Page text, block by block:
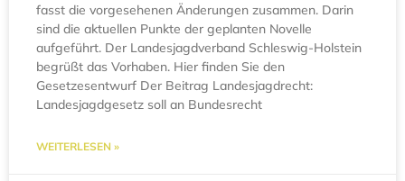
fasst die vorgesehenen Änderungen zusammen. Darin
sind die aktuellen Punkte der geplanten Novelle
aufgeführt. Der Landesjagdverband Schleswig-Holstein
begrüßt das Vorhaben. Hier finden Sie den
Gesetzesentwurf Der Beitrag Landesjagdrecht:
Landesjagdgesetz soll an Bundesrecht
WEITERLESEN »